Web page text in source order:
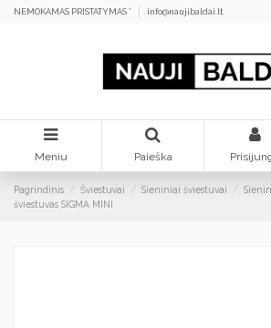
NEMOKAMAS PRISTATYMAS * info@naujibaldai.lt
Meniu Paieška
Pagrindinis Šviestuvai Sieniniai šviestuvai
šviestuvas SIGMA MINI